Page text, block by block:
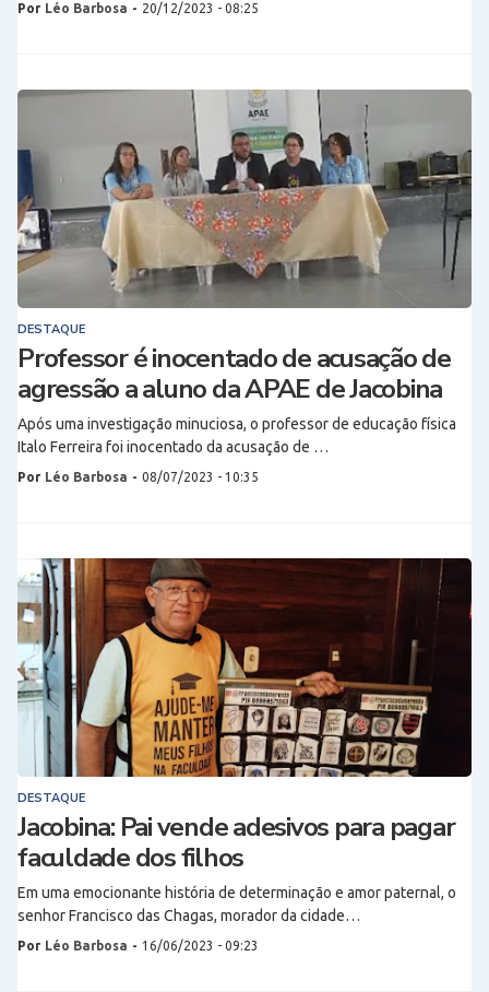
Por Léo Barbosa - 20/12/2023 - 08:25
DESTAQUE
Professor é inocentado de acusação de
agressão a aluno da APAE de Jacobina
Após uma investigação minuciosa, o professor de educação física
Italo Ferreira foi inocentado da acusação de …
Por Léo Barbosa - 08/07/2023 - 10:35
DESTAQUE
Jacobina: Pai vende adesivos para pagar
faculdade dos filhos
Em uma emocionante história de determinação e amor paternal, o
senhor Francisco das Chagas, morador da cidade…
Por Léo Barbosa - 16/06/2023 - 09:23